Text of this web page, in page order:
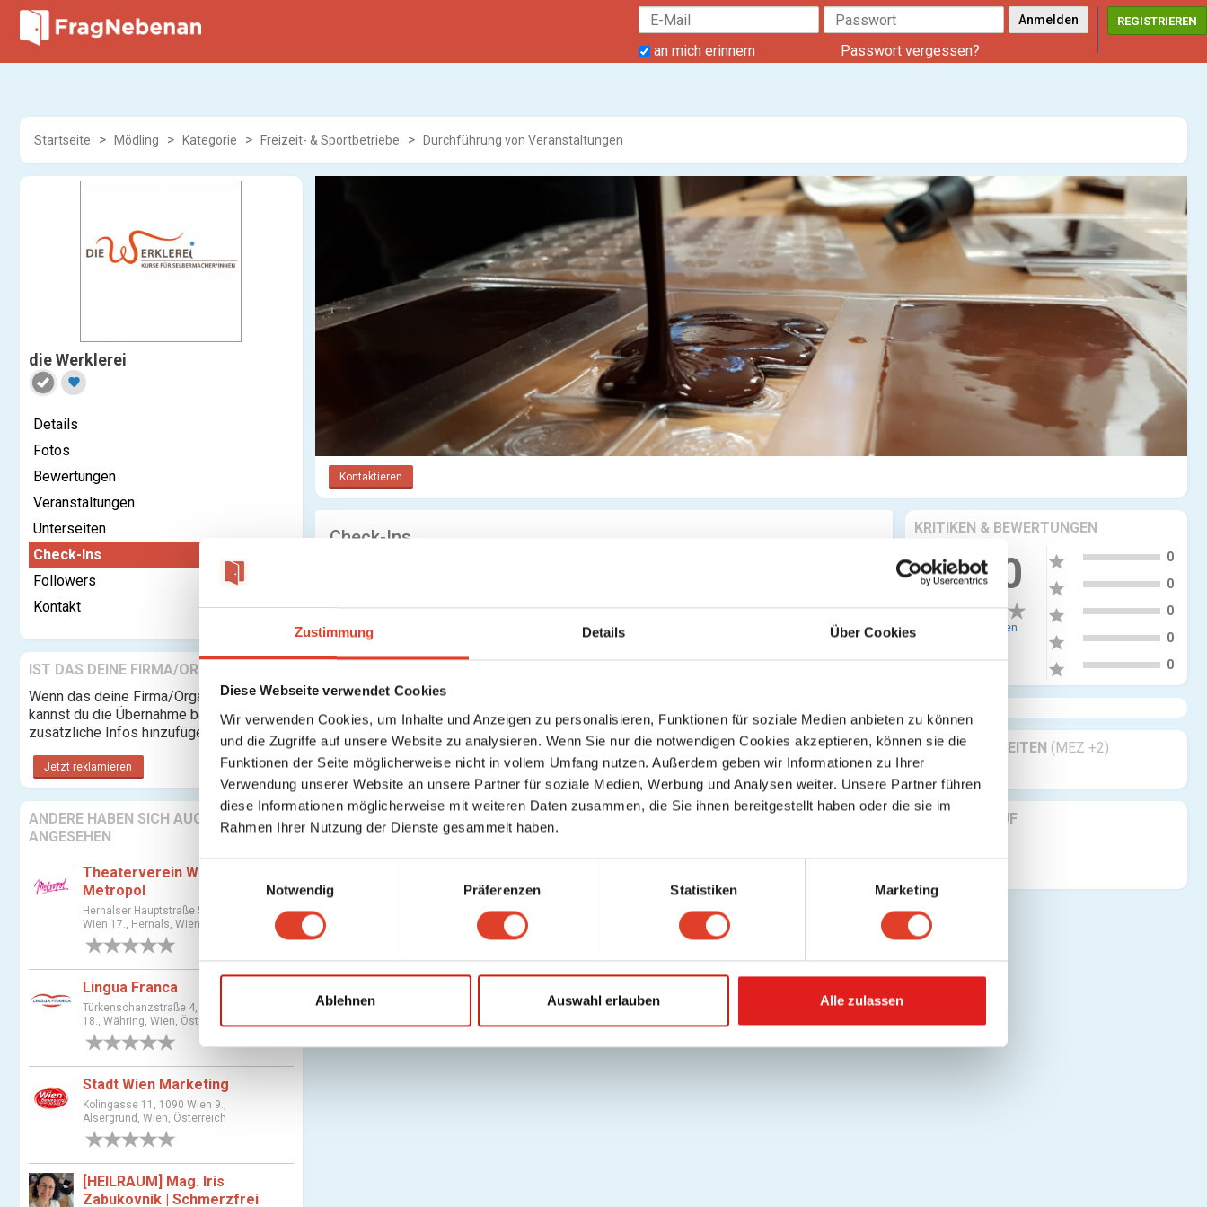
Zustimmung Details Über Cookies
Diese Webseite verwendet Cookies
Wir verwenden Cookies, um Inhalte und Anzeigen zu personalisieren, Funktionen für soziale Medien anbieten zu können
und die Zugriffe auf unsere Website zu analysieren. Wenn Sie nur die notwendigen Cookies akzeptieren, können sie die
Funktionen der Seite möglicherweise nicht in vollem Umfang nutzen. Außerdem geben wir Informationen zu Ihrer
Verwendung unserer Website an unsere Partner für soziale Medien, Werbung und Analysen weiter. Unsere Partner führen
diese Informationen möglicherweise mit weiteren Daten zusammen, die Sie ihnen bereitgestellt haben oder die sie im
Rahmen Ihrer Nutzung der Dienste gesammelt haben.
n
g
u
n
g
Notwendig Präferenzen Statistiken Marketing
Ablehnen Auswahl erlauben Alle zulassen
an mich erinnern Passwort vergessen?
REGISTRIEREN
Startseite Mödling Kategorie Freizeit- & Sportbetriebe Durchführung von Veranstaltungen
die Werklerei
favorite
Details
Fotos
Bewertungen
Veranstaltungen
Unterseiten
Check-Ins
Followers
Kontakt
IST DAS DEINE FIRMA/ORGANISATION?
Wenn das deine Firma/Organisation ist,
kannst du die Übernahme beantragen und
zusätzliche Infos hinzufügen.
Jetzt reklamieren
ANDERE HABEN SICH AUCH
ANGESEHEN
Theaterverein Wiener
Metropol
Hernalser Hauptstraße 55, 1170
Wien 17., Hernals, Wien, Österreich
Lingua Franca
Türkenschanzstraße 4, 1180 Wien
18., Währing, Wien, Österreich
0 Bewertungen
Stadt Wien Marketing
Kolingasse 11, 1090 Wien 9.,
Alsergrund, Wien, Österreich
[HEILRAUM] Mag. Iris
Zabukovnik | Schmerzfrei
Kontaktieren
KRITIKEN & BEWERTUNGEN
0.00
0 Bewertungen
star 0
star 0
star 0
star 0
star 0
GESCHÄFTSZEITEN (MEZ +2)
FINDE UNS AUF
Check-Ins